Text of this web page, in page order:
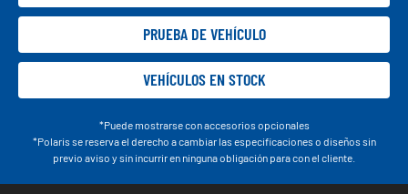
PRUEBA DE VEHÍCULO
VEHÍCULOS EN STOCK
*Puede mostrarse con accesorios opcionales
*Polaris se reserva el derecho a cambiar las especificaciones o diseños sin
previo aviso y sin incurrir en ninguna obligación para con el cliente.